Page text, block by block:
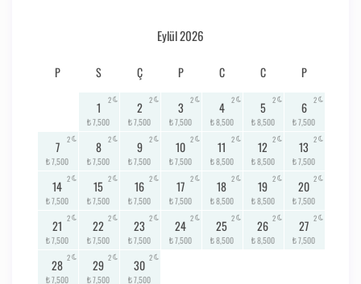
Eylül 2026
P S Ç P C C P
1
₺ 7,500
2 2
₺ 7,500
2 3
₺ 7,500
2 4
₺ 8,500
2 5
₺ 8,500
2 6
₺ 7,500
2
7
₺ 7,500
2 8
₺ 7,500
2 9
₺ 7,500
2 10
₺ 7,500
2 11
₺ 8,500
2 12
₺ 8,500
2 13
₺ 7,500
2
14
₺ 7,500
2 15
₺ 7,500
2 16
₺ 7,500
2 17
₺ 7,500
2 18
₺ 8,500
2 19
₺ 8,500
2 20
₺ 7,500
2
21
₺ 7,500
2 22
₺ 7,500
2 23
₺ 7,500
2 24
₺ 7,500
2 25
₺ 8,500
2 26
₺ 8,500
2 27
₺ 7,500
2
28
₺ 7,500
2 29
₺ 7,500
2 30
₺ 7,500
2